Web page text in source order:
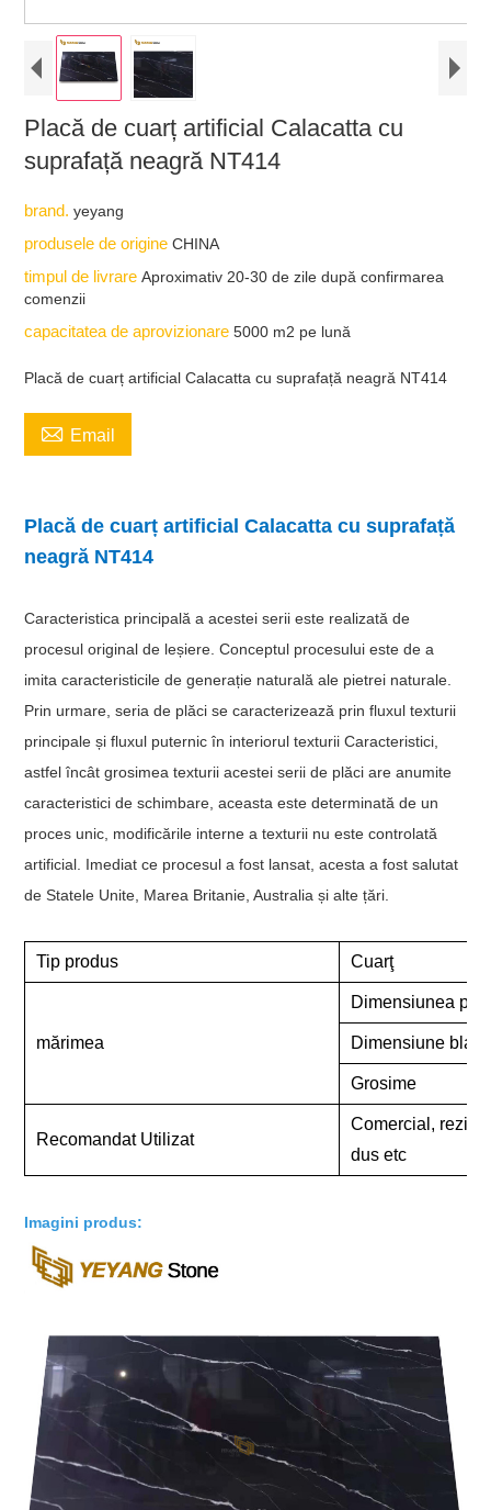
Placă de cuarț artificial Calacatta cu
suprafață neagră NT414
brand.yeyang
produsele de origineCHINA
timpul de livrareAproximativ 20-30 de zile după confirmarea
comenzii
capacitatea de aprovizionare5000 m2 pe lună
Placă de cuarț artificial Calacatta cu suprafață neagră NT414
 Email
Placă de cuarț artificial Calacatta cu suprafață
neagră NT414
Caracteristica principală a acestei serii este realizată de
procesul original de leșiere. Conceptul procesului este de a
imita caracteristicile de generație naturală ale pietrei naturale.
Prin urmare, seria de plăci se caracterizează prin fluxul texturii
principale și fluxul puternic în interiorul texturii Caracteristici,
astfel încât grosimea texturii acestei serii de plăci are anumite
caracteristici de schimbare, aceasta este determinată de un
proces unic, modificările interne a texturii nu este controlată
artificial. Imediat ce procesul a fost lansat, acesta a fost salutat
de Statele Unite, Marea Britanie, Australia și alte țări.
Tip produs Cuarţ
mărimea
Dimensiunea
Dimensiune
Grosime
Recomandat Utilizat
Comercial,
dus etc
Imagini produs: